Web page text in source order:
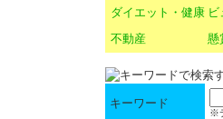
ダイエット・健康
不動産
懸
キーワード
※